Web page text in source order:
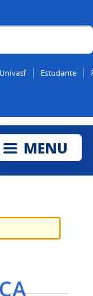
Univasf Estudante